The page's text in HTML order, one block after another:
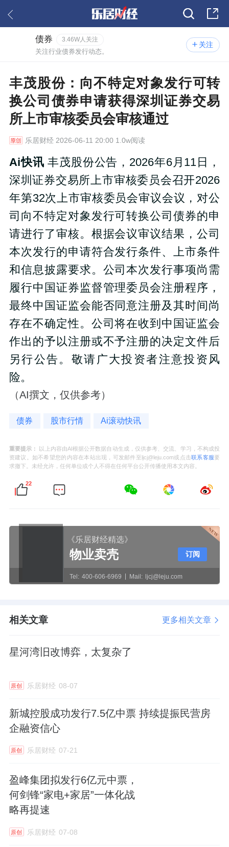
关注
债券 3.46W人关注
关注行业债券发行动态。
丰茂股份：向不特定对象发行可转
换公司债券申请获得深圳证券交易
所上市审核委员会审核通过
乐居财经2026-06-11 20:00 1.0w阅读
Ai快讯 丰茂股份公告，2026年6月11日，
深圳证券交易所上市审核委员会召开2026
年第32次上市审核委员会审议会议，对公
司向不特定对象发行可转换公司债券的申
请进行了审核。根据会议审议结果，公司
本次发行的申请符合发行条件、上市条件
和信息披露要求。公司本次发行事项尚需
履行中国证券监督管理委员会注册程序，
最终中国证监会能否同意注册及其时间尚
存在不确定性。公司将在收到中国证监会
作出的予以注册或不予注册的决定文件后
另行公告。敬请广大投资者注意投资风
险。
（AI撰文，仅供参考）
债券 股市行情 Ai滚动快讯
重要提示：
以上内容由AI根据公开数据自动生成，仅供参考、交流、学习，不构成投
资建议。如不希望您的内容在本站出现，可发邮件至ljcj@leju.com或点击联系客服要
求撤下。未经允许，任何单位或个人不得在任何平台公开传播使用本文内容。
22
《乐居财经精选》
物业卖壳
Tel: 400-606-6969 Mail: ljcj@leju.com
订阅
相关文章 更多相关文章
星河湾旧改博弈，太复杂了
原创 乐居财经 08-07
新城控股成功发行7.5亿中票 持续提振民营房
企融资信心
原创 乐居财经 07-21
盈峰集团拟发行6亿元中票，
何剑锋“家电+家居”一体化战
略再提速
原创 乐居财经 07-08